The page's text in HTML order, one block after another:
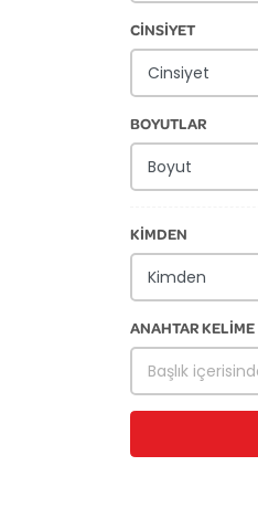
CİNSİYET
BOYUTLAR
KİMDEN
ANAHTAR KELİME